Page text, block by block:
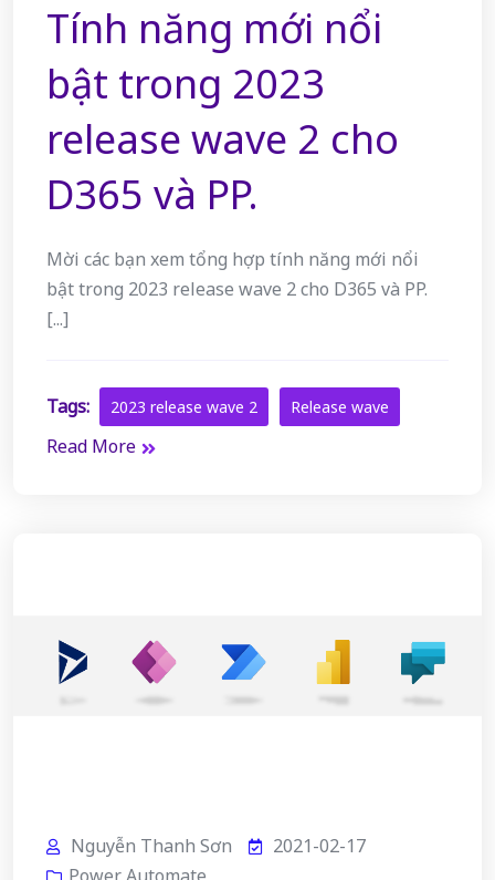
Tính năng mới nổi
bật trong 2023
release wave 2 cho
D365 và PP.
Mời các bạn xem tổng hợp tính năng mới nổi
bật trong 2023 release wave 2 cho D365 và PP.
[...]
Tags: 2023 release wave 2 Release wave
Read More
Nguyễn Thanh Sơn
2021-02-17